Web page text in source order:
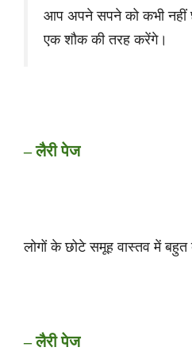
आप अपने सपने को कभी
एक शौक की तरह करेंगे।
– लैरी पेज
लोगों के छोटे समूह वास्तव में
– लैरी पेज